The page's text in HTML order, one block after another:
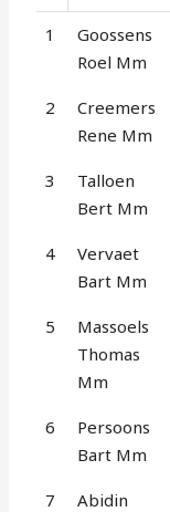
1
Goossens
Roel Mm
2
Creemers
Rene Mm
3
Talloen
Bert Mm
4
Vervaet
Bart Mm
5
Massoels
Thomas
Mm
6
Persoons
Bart Mm
7
Abidin